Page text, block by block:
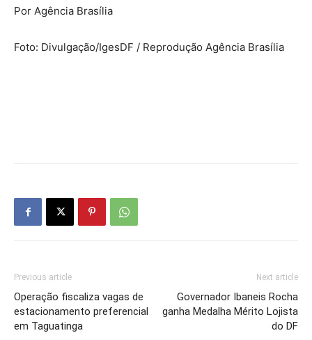
Por Agência Brasília
Foto: Divulgação/IgesDF / Reprodução Agência Brasília
Previous article
Operação fiscaliza vagas de
estacionamento preferencial
em Taguatinga
Next article
Governador Ibaneis Rocha
ganha Medalha Mérito Lojista
do DF